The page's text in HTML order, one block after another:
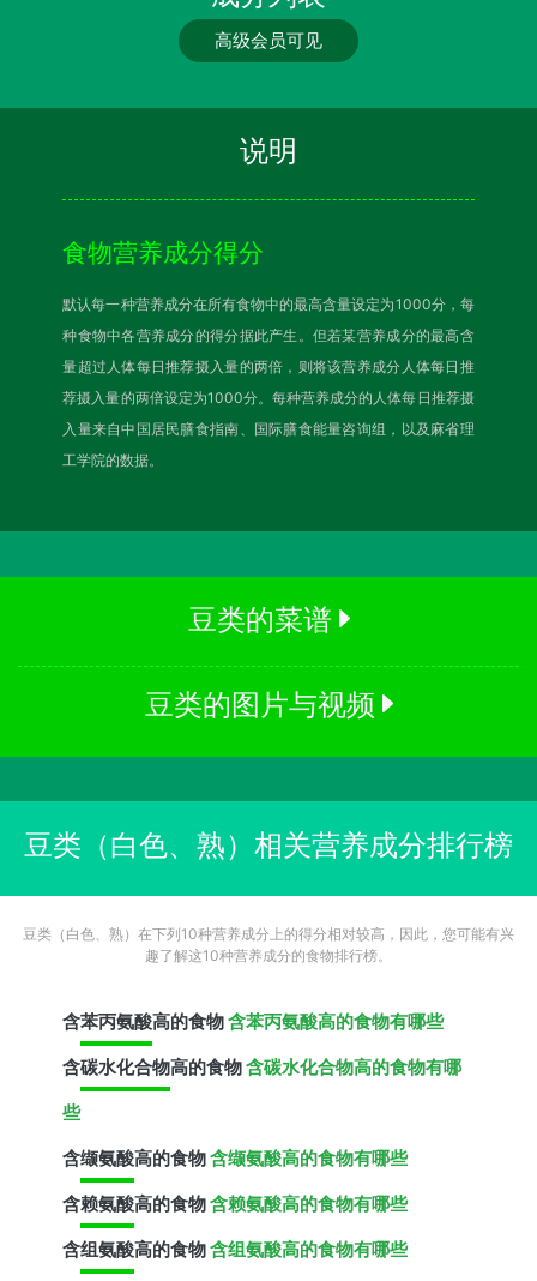
高级会员可见
说明
食物营养成分得分
默认每一种营养成分在所有食物中的最高含量设定为1000分，每
种食物中各营养成分的得分据此产生。但若某营养成分的最高含
量超过人体每日推荐摄入量的两倍，则将该营养成分人体每日推
荐摄入量的两倍设定为1000分。每种营养成分的人体每日推荐摄
入量来自中国居民膳食指南、国际膳食能量咨询组，以及麻省理
工学院的数据。
豆类的菜谱
豆类的图片与视频
豆类（白色、熟）相关营养成分排行榜
豆类（白色、熟）在下列10种营养成分上的得分相对较高，因此，您可能有兴
趣了解这10种营养成分的食物排行榜。
含苯丙氨酸高的食物含苯丙氨酸高的食物有哪些
含碳水化合物高的食物含碳水化合物高的食物有哪
些
含缬氨酸高的食物含缬氨酸高的食物有哪些
含赖氨酸高的食物含赖氨酸高的食物有哪些
含组氨酸高的食物含组氨酸高的食物有哪些